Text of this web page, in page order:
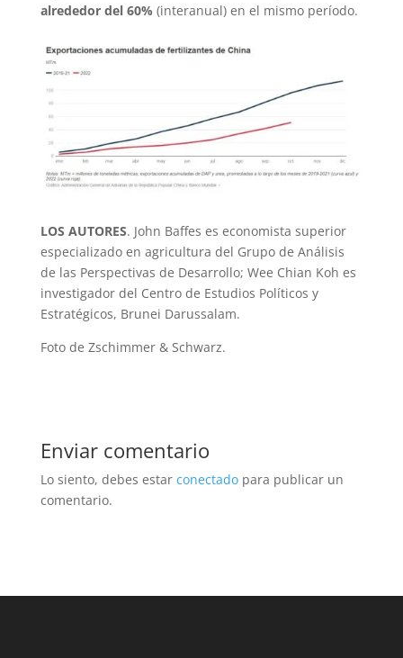
alrededor del 60% (interanual) en el mismo período.
LOS AUTORES. John Baffes es economista superior
especializado en agricultura del Grupo de Análisis
de las Perspectivas de Desarrollo; Wee Chian Koh es
investigador del Centro de Estudios Políticos y
Estratégicos, Brunei Darussalam.
Foto de Zschimmer & Schwarz.
Enviar comentario
Lo siento, debes estar conectadopara publicar un
comentario.